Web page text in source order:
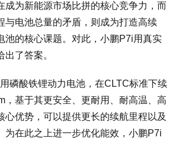
成为新能源市场比拼的核心竞争力，而
与电池总量的矛盾，则成为打造高续
池的核心课题。对此，小鹏P7i用真实
了答案。
磷酸铁锂动力电池，在CLTC标准下续
，基于其更安全、更耐用、耐高温、高
心优势，可以提供更长的续航里程以及
为在此之上进一步优化能效，小鹏P7i